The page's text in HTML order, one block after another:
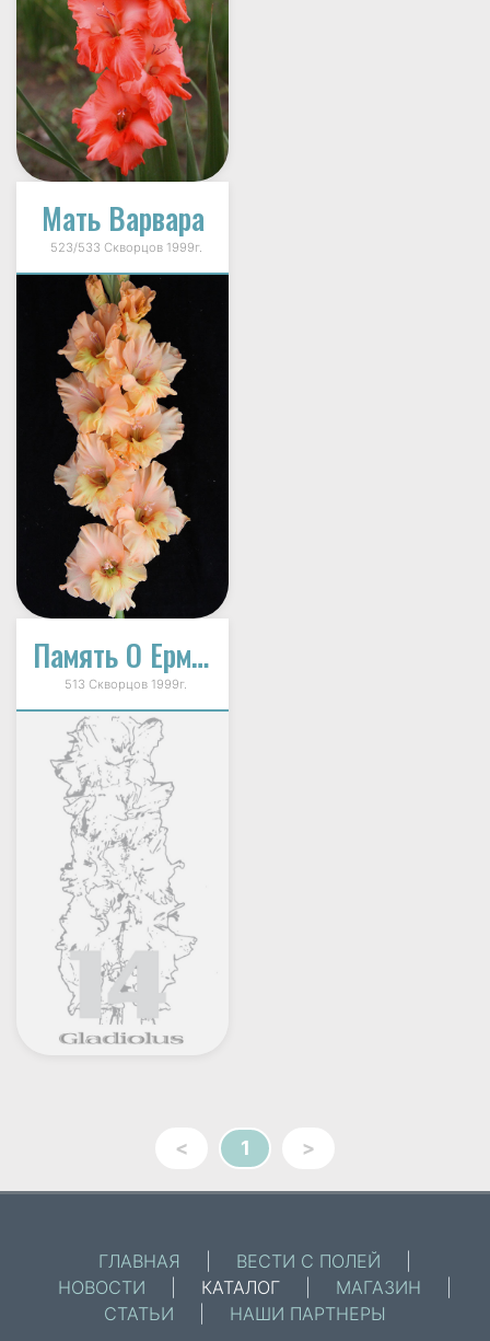
Мать Варвара
523/533 Скворцов 1999г.
Память О Ермакове
513 Скворцов 1999г.
< 1 >
ГЛАВНАЯ ВЕСТИ С ПОЛЕЙ
НОВОСТИ
КАТАЛОГ МАГАЗИН
СТАТЬИ
НАШИ ПАРТНЕРЫ